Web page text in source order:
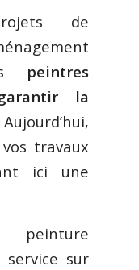
de
peintres
la
Aujourd’hui,
travaux
ici une
peinture
sur